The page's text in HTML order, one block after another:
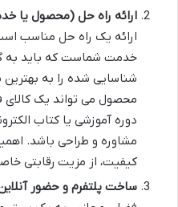
ارائه راه حل (محصول یا
ارائه یک راه حل مناسب
خدمت شماست که باید به
شناسایی شده را به
محصول می تواند یک کالای
دوره آموزشی یا کتاب
مشاوره و طراحی باشد.
کیفیت، از مزیت رقابتی
ساخت پلتفرم و حضور